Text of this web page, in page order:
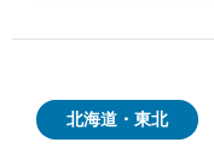
北海道・東北